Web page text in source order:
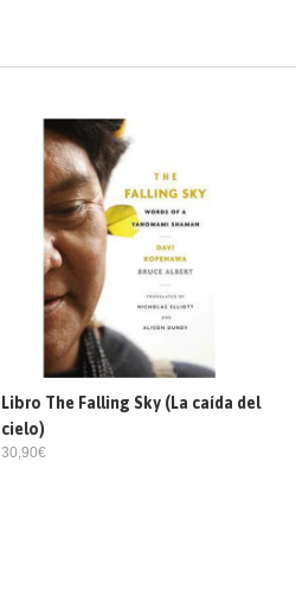
Libro The Falling Sky (La caída del
cielo)
30,90€